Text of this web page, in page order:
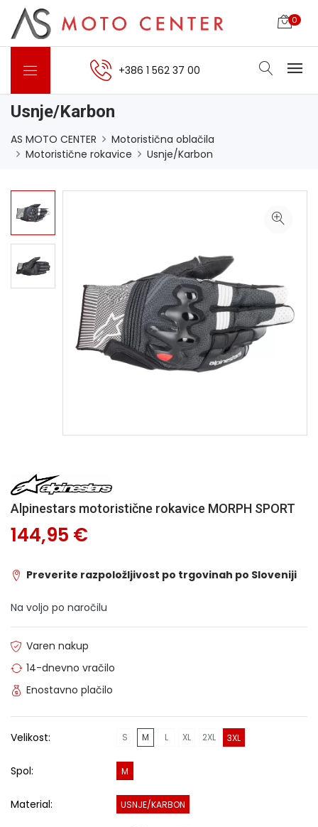
0
+386 1 562 37 00
Usnje/Karbon
AS MOTO CENTER
Motoristična oblačila
Motoristične rokavice
Usnje/Karbon
Alpinestars motoristične rokavice MORPH SPORT
144,95 €
Preverite razpoložljivost po trgovinah po Sloveniji
Na voljo po naročilu
Varen nakup
14-dnevno vračilo
Enostavno plačilo
Velikost: S M L XL 2XL 3XL
Spol: M
Material: USNJE/KARBON